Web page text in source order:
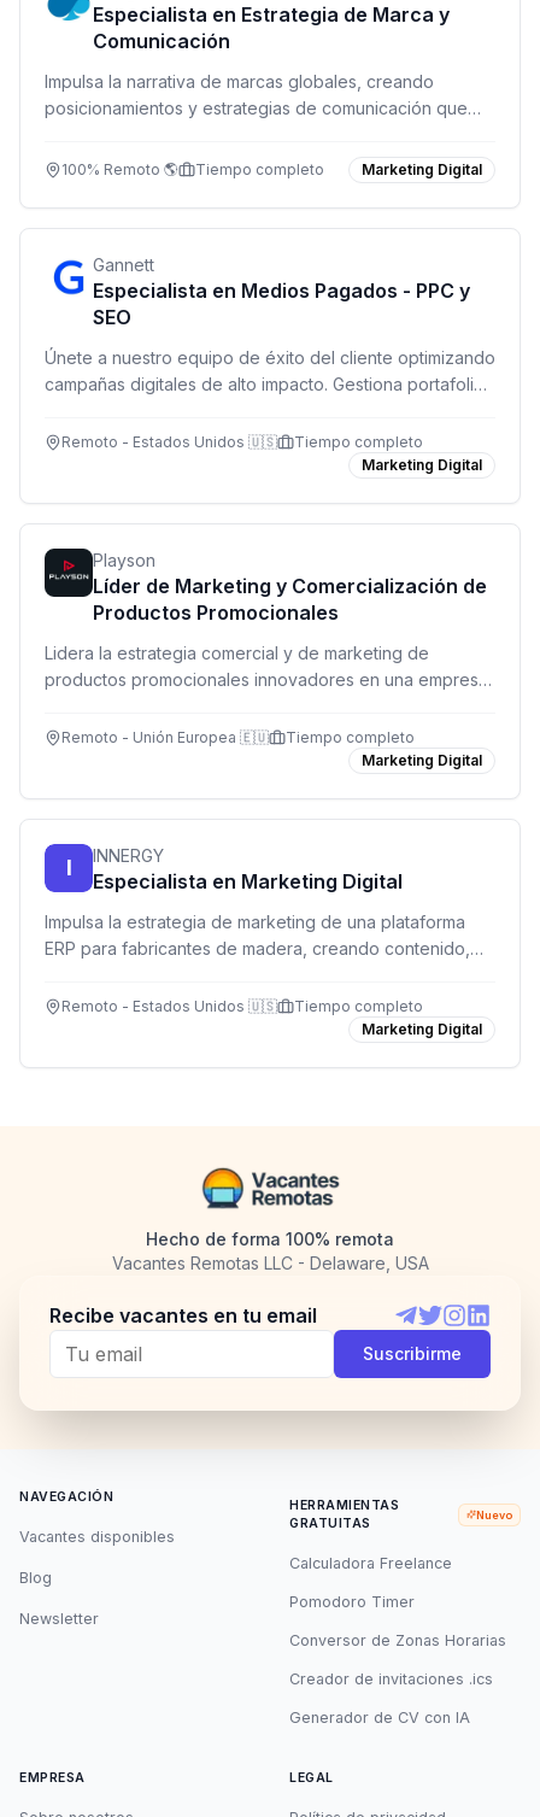
Especialista en Estrategia de Marca y
Comunicación
Impulsa la narrativa de marcas globales, creando
posicionamientos y estrategias de comunicación que
sostenible.
100% Remoto 🌎 Tiempo completo Marketing Digital
Gannett
Especialista en Medios Pagados - PPC y
SEO
Únete a nuestro equipo de éxito del cliente optimizando
campañas digitales de alto impacto. Gestiona portafolios
autonomía y visibilidad directa de resultados.
Remoto - Estados Unidos 🇺🇸
Tiempo completo
Marketing Digital
Playson
Líder de Marketing y Comercialización de
Productos Promocionales
Lidera la estrategia comercial y de marketing de
productos promocionales innovadores en una empresa
Remoto - Unión Europea 🇪🇺
Tiempo completo
Marketing Digital
I INNERGY
Especialista en Marketing Digital
Impulsa la estrategia de marketing de una plataforma
ERP para fabricantes de madera, creando contenido,
comodidad de tu hogar.
Remoto - Estados Unidos 🇺🇸
Tiempo completo
Marketing Digital
Hecho de forma 100% remota
Vacantes Remotas LLC - Delaware, USA
Recibe vacantes en tu email
Telegram
TwitterInstagram
Suscribirme
NAVEGACIÓN
Vacantes disponibles
Blog
Newsletter
HERRAMIENTAS
GRATUITAS
Nuevo
Calculadora Freelance
Pomodoro Timer
Conversor de Zonas Horarias
Creador de invitaciones .ics
Generador de CV con IA
EMPRESA LEGAL